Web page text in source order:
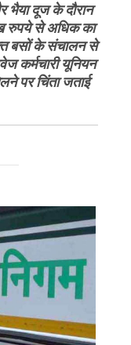
भैया दूज के दौरान
रुपये से अधिक का
बसों के संचालन से
कर्मचारी यूनियन
पर चिंता जताई